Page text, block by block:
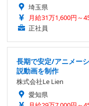
埼玉県
月給31万1,600円～
正社員
長期で安定/アニメー
説動画を制作
株式会社Le Lien
愛知県